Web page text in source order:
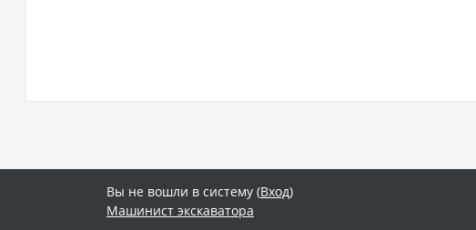
Вы не вошли в систему (Вход)
Машинист экскаватора